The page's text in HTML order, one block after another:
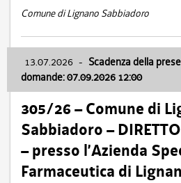
Comune di Lignano Sabbiadoro
13.07.2026 - Scadenza della
domande: 07.09.2026 12:00
305/26 – Comune di
Sabbiadoro –
– presso l’Azienda
Farmaceutica di